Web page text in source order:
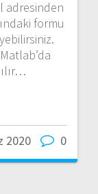
adresinden
formu
2020 0